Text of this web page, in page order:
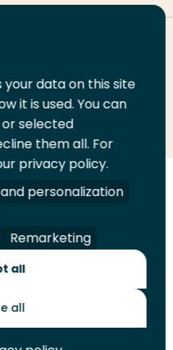
Z Index
Contact
data on this site
it is used. You can
selected
them all. For
privacy policy.
personalization
Remarketing
all
all